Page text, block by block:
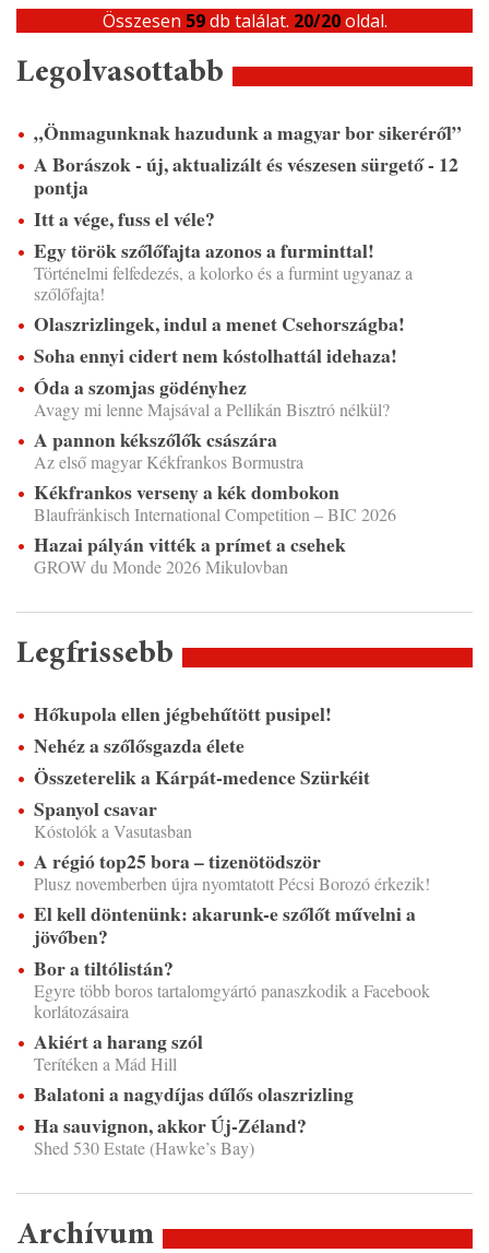
Összesen 59db találat. 20/20oldal.
Legolvasottabb
„Önmagunknak hazudunk a magyar bor sikeréről”
A Borászok - új, aktualizált és vészesen sürgető - 12
pontja
Itt a vége, fuss el véle?
Egy török szőlőfajta azonos a furminttal!
Történelmi felfedezés, a kolorko és a furmint ugyanaz a
szőlőfajta!
Olaszrizlingek, indul a menet Csehországba!
Soha ennyi cidert nem kóstolhattál idehaza!
Óda a szomjas gödényhez
Avagy mi lenne Majsával a Pellikán Bisztró nélkül?
A pannon kékszőlők császára
Az első magyar Kékfrankos Bormustra
Kékfrankos verseny a kék dombokon
Blaufränkisch International Competition – BIC 2026
Hazai pályán vitték a prímet a csehek
GROW du Monde 2026 Mikulovban
Legfrissebb
Hőkupola ellen jégbehűtött pusipel!
Nehéz a szőlősgazda élete
Összeterelik a Kárpát-medence Szürkéit
Spanyol csavar
Kóstolók a Vasutasban
A régió top25 bora – tizenötödször
Plusz novemberben újra nyomtatott Pécsi Borozó érkezik!
El kell döntenünk: akarunk-e szőlőt művelni a
jövőben?
Bor a tiltólistán?
Egyre több boros tartalomgyártó panaszkodik a Facebook
korlátozásaira
Akiért a harang szól
Terítéken a Mád Hill
Balatoni a nagydíjas dűlős olaszrizling
Ha sauvignon, akkor Új-Zéland?
Shed 530 Estate (Hawke’s Bay)
Archívum